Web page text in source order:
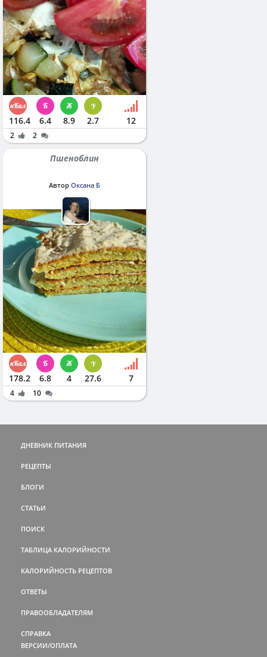
116.4 6.4 8.9 2.7 12
2 2
Пшеноблин
Автор Оксана Б
178.2 6.8 4 27.6 7
4 10
ДНЕВНИК ПИТАНИЯ
РЕЦЕПТЫ
БЛОГИ
СТАТЬИ
ПОИСК
ТАБЛИЦА КАЛОРИЙНОСТИ
КАЛОРИЙНОСТЬ РЕЦЕПТОВ
ОТВЕТЫ
ПРАВООБЛАДАТЕЛЯМ
СПРАВКА
ВЕРСИИ/ОПЛАТА